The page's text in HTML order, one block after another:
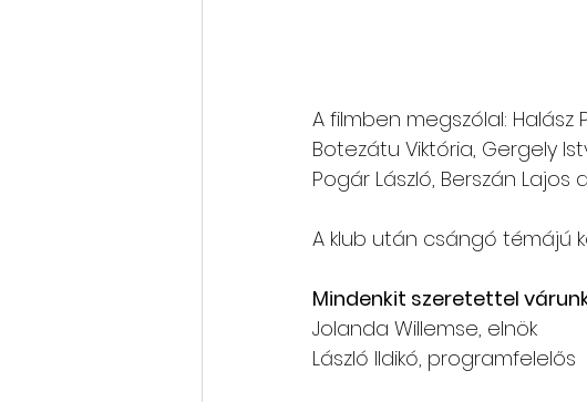
A filmben megszólal: Halász
Botezátu Viktória, Gergely
Pogár László, Berszán Lajos
A klub után csángó témájú
Mindenkit szeretettel
Jolanda
László Ildikó, programfelelős